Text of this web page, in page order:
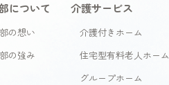
について
の想い
の強み
介護サービス
介護付きホーム
住宅型有料老人ホーム
グループホーム